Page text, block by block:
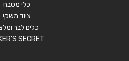
כלי מטבח
ציוד משקי
כלים לבר
SECRET